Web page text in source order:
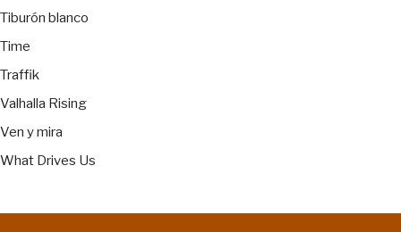
Tiburón blanco
Time
Traffik
Valhalla Rising
Ven y mira
What Drives Us